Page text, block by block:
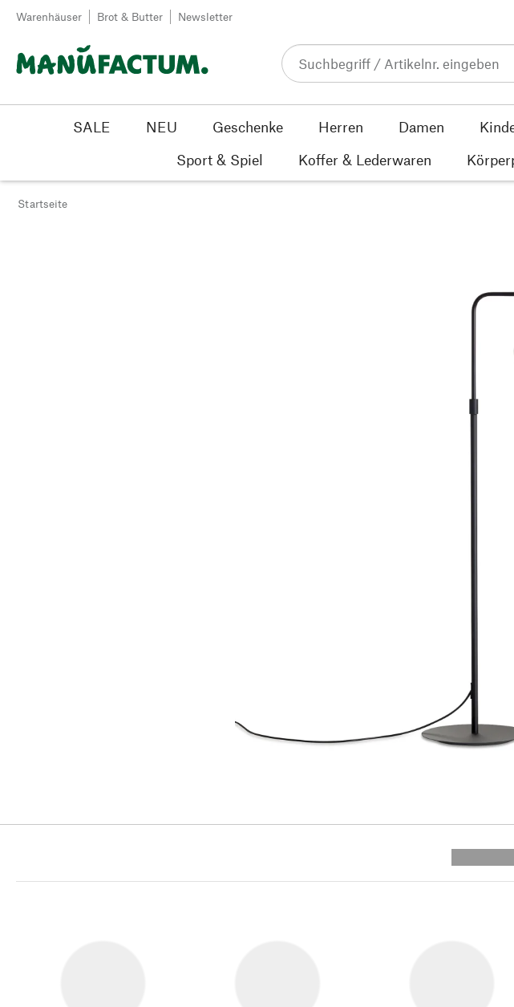
Zum Inhalt springen
Warenhäuser Brot & Butter Newsletter
SALE NEU Geschenke Herren Damen
Sport & Spiel
Koffer & Lederwaren
Startseite